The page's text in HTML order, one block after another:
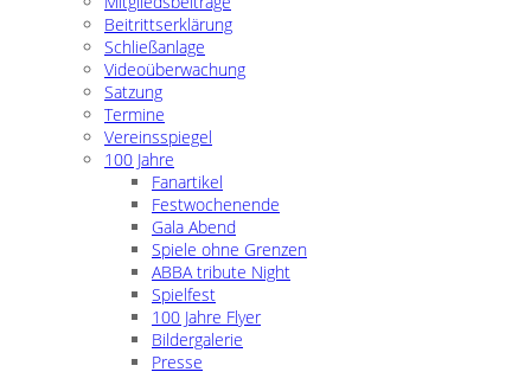
Beitrittserklärung
Schließanlage
Videoüberwachung
Satzung
Termine
Vereinsspiegel
100 Jahre
Fanartikel
Festwochenende
Gala Abend
Spiele ohne Grenzen
ABBA tribute Night
Spielfest
100 Jahre Flyer
Bildergalerie
Presse